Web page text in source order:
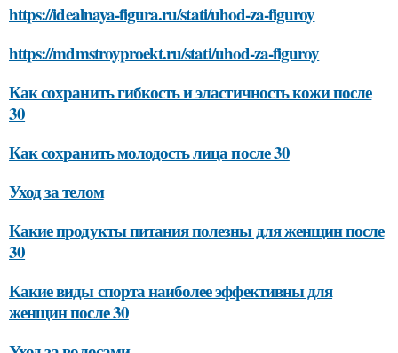
https://idealnaya-figura.ru/stati/uhod-za-figuroy
https://mdmstroyproekt.ru/stati/uhod-za-figuroy
Как сохранить гибкость и эластичность кожи после
30
Как сохранить молодость лица после 30
Уход за телом
Какие продукты питания полезны для женщин после
30
Какие виды спорта наиболее эффективны для
женщин после 30